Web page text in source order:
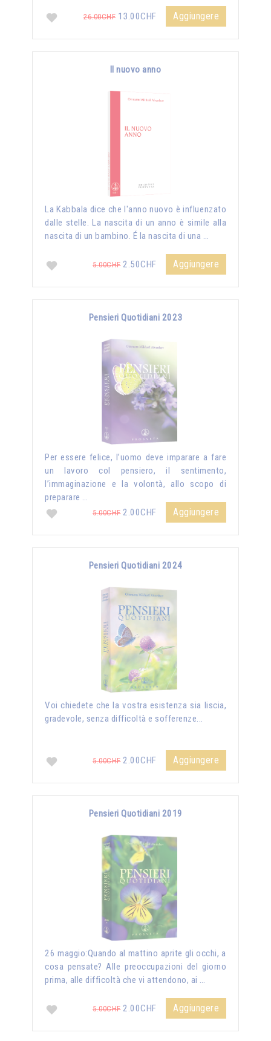
26.00CHF 13.00CHF Aggiungere
Il nuovo anno
La Kabbala dice che l'anno nuovo è influenzato
dalle stelle. La nascita di un anno è simile alla
nascita di un bambino. É la nascita di una …
5.00CHF2.50CHF Aggiungere
Pensieri Quotidiani 2023
Per essere felice, l’uomo deve imparare a fare
un lavoro col pensiero, il sentimento,
l’immaginazione e la volontà, allo scopo di
preparare …
5.00CHF2.00CHF Aggiungere
Pensieri Quotidiani 2024
Voi chiedete che la vostra esistenza sia liscia,
gradevole, senza difficoltà e sofferenze...
5.00CHF2.00CHF Aggiungere
Pensieri Quotidiani 2019
26 maggio:Quando al mattino aprite gli occhi, a
cosa pensate? Alle preoccupazioni del giorno
prima, alle difficoltà che vi attendono, ai …
5.00CHF2.00CHF Aggiungere